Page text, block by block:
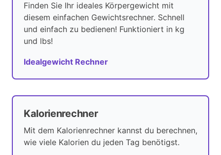
Finden Sie Ihr ideales Körpergewicht mit
diesem einfachen Gewichtsrechner. Schnell
und einfach zu bedienen! Funktioniert in kg
und lbs!
Idealgewicht Rechner
Kalorienrechner
Mit dem Kalorienrechner kannst du berechnen,
wie viele Kalorien du jeden Tag benötigst.